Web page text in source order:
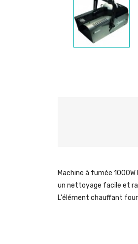
Machine à fumée
un nettoyage facile et
L'élément chauffant